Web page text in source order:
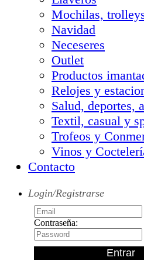
Mochilas,
Navidad
Neceseres
Outlet
Productos
Relojes y
Salud, deportes,
Textil, casual y
Trofeos y
Vinos y
Contacto
Login/Registrarse
Contraseña: